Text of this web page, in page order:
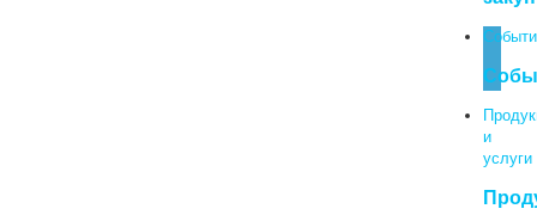
и
услуги